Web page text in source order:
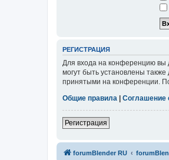
РЕГИСТРАЦИЯ
Для входа на конференцию вы
могут быть установлены
принятыми на конференции.
Общие правила
Соглашение
Регистрация
forumBlender RU